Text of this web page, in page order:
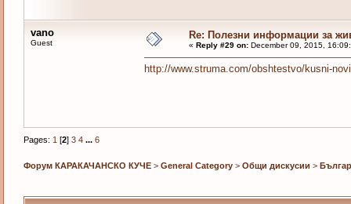
vano
Guest
Re: Полезни информации за
« Reply #29 on:December 09, 2015,
http://www.struma.com/obshtestvo/kusni-
Pages: 1 [2] 3 4 ... 6
Форум КАРАКАЧАНСКО КУЧЕ> General Category> Общи дискусии >